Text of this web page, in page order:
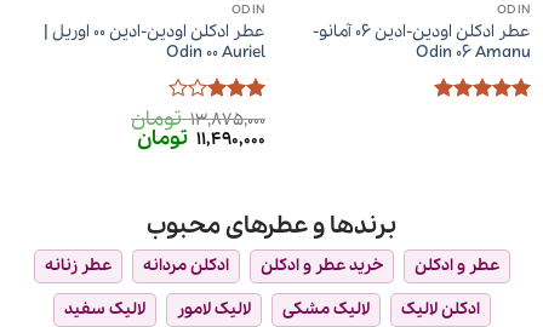
ODIN
عطر ادکلن اودین-ادین 06 آمانو-
Odin 06 Amanu
ODIN
عطر ادکلن اودین-ادین 00 اوریل |
Odin 00 Auriel
امتیاز
3از 5
13,875,000 تومان
قیمت
اصلی
11,490,000 تومانقیمت
برندها و عطرهای محبوب
عطر و ادکلن خرید عطر و ادکلن ادکلن مردانه
عطر زنانه
ادکلن لالیک
لالیک مشکی لالیک لامور
لالیک سفید